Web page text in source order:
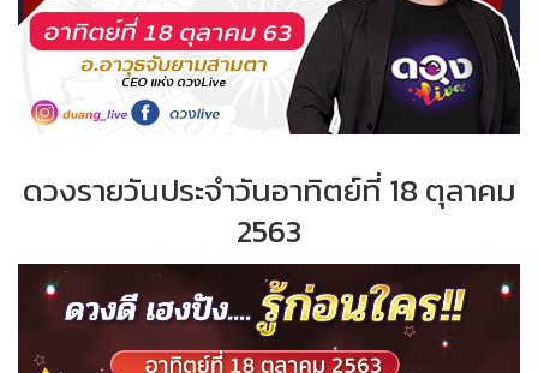
ดวงรายวันประจำวันอาทิตย์ที่ 18 ตุลาคม
2563